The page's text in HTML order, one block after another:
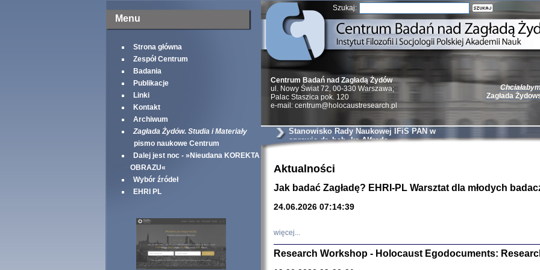
Menu
Strona główna
Zespół Centrum
Badania
Publikacje
Linki
Kontakt
Archiwum
Zagłada Żydów. Studia i Materiały
pismo naukowe Centrum
Dalej jest noc - »Nieudana KOREKTA
OBRAZU«
Wybór źródeł
EHRI PL
Szukaj:
Zagłada
Natalia Aleksiun,
Deborah Dash
Turski, Laurence
Centrum Badań nad Zagładą Żydów
ul. Nowy Świat 72, 00-330 Warszawa;
Palac Staszica pok. 120
e-mail: centrum@holocaustresearch.pl
Stanowisko Rady Naukowej IFiS PAN w
sprawie dr. hab. ks Alfreda
Aktualności
Jak badać Zagładę? EHRI-PL Warsztat dla młodych
24.06.2026 07:14:39
więcej...
Research Workshop - Holocaust Egodocuments: